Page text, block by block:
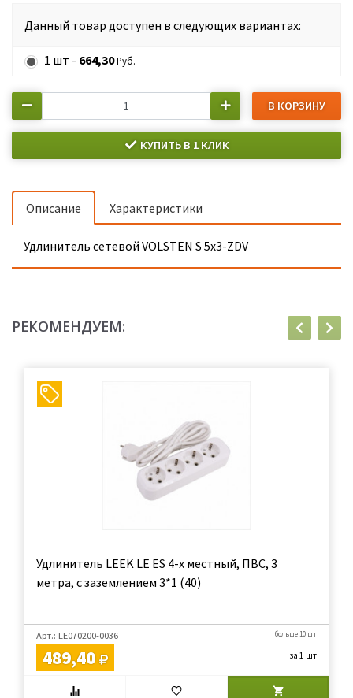
Данный товар доступен в следующих вариантах:
1 шт - 664,30Руб.
В КОРЗИНУ
КУПИТЬ В 1 КЛИК
Описание Характеристики
Удлинитель сетевой VOLSTEN S 5х3-ZDV
РЕКОМЕНДУЕМ:
Удлинитель LEEK LE ES 4-х местный, ПВС, 3
метра, с заземлением 3*1 (40)
Арт.: LE070200-0036
489,40
больше 10 шт
за 1 шт